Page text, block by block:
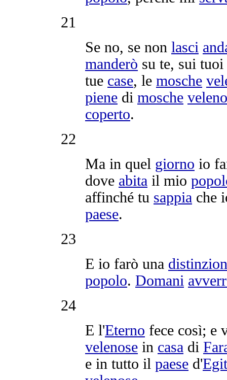
21
Se no, se non lasci
manderò su te, sui tuoi
tue case, le mosche
piene di mosche
coperto.
22
Ma in quel giorno io
dove abita il mio
affinché tu sappia che
paese.
23
E io farò una
popolo. Domani
24
E l'Eterno fece così; e
velenose in casa di
e in tutto il paese d'